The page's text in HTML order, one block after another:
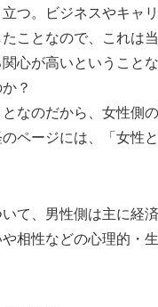
つ。ビジネスやキャ
ことなので、これは当
心が高いということな
？
なのだから、女性側
ページには、「女性
て、男性側は主に経
相性などの心理的・